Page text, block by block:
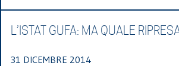
L’ISTAT GUFA: MA QUALE
31 DICEMBRE 2014